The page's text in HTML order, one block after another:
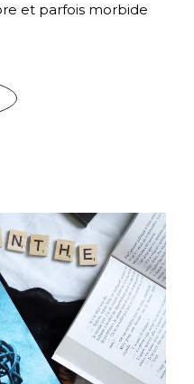
et parfois morbide